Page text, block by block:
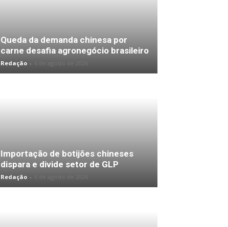
Queda da demanda chinesa por
carne desafia agronegócio brasileiro
Redação -
Importação de botijões chineses
dispara e divide setor de GLP
Redação -